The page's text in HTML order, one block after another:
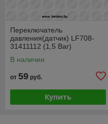
Переключатель
давления(датчик) LF708-
31411112 (1,5 Bar)
В наличии
от 59 руб.
Купить